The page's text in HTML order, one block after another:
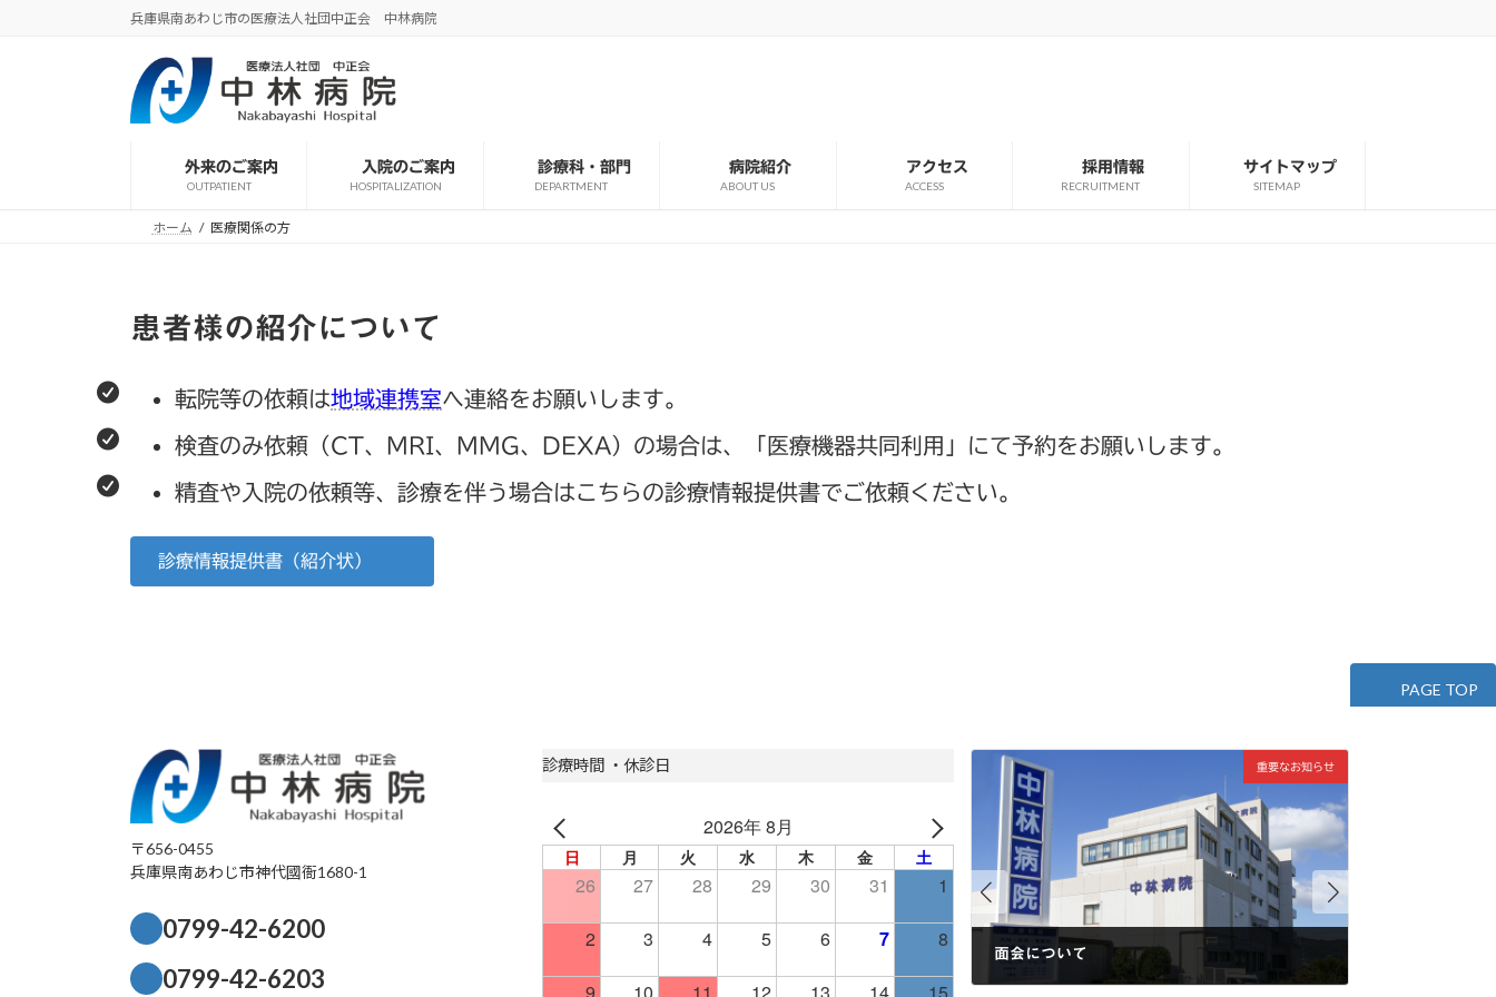
兵庫県南あわじ市の医療法人社団中正会 中林病院
外来のご案内
OUTPATIENT
入院のご案内
HOSPITALIZATION
診療科・部門
DEPARTMENT
病院紹介
ABOUT US
アクセス
ACCESS
採用情報
RECRUITMENT
サイトマップ
SITEMAP
ホーム 医療関係の方
患者様の紹介について
転院等の依頼は地域連携室へ連絡をお願いします。
検査のみ依頼（CT、MRI、MMG、DEXA）の場合は、「医療機器共同利用」にて予約をお願いします。
精査や入院の依頼等、診療を伴う場合はこちらの診療情報提供書でご依頼ください。
診療情報提供書（紹介状）
PAGE TOP
〒656-0455
兵庫県南あわじ市神代國衙1680-1
0799-42-6200
0799-42-6203
診療時間 ・休診日
2026年 8月
日 月 火 水 木 金 土
26 27 28 29 30 31 1
2 3 4 5 6 7 8
重要なお知らせ
面会について